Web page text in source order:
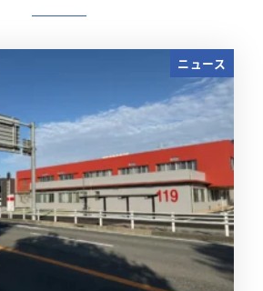
ニュース